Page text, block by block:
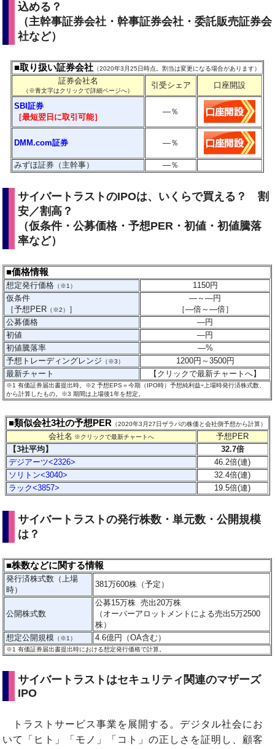
込める？
（主幹事証券会社・幹事証券会社・委託販売証券会
社など）
■取り扱い証券会社 （2020年3月25日時点。割当は変更になる場合があります）
証券会社名
（※青文字はクリックで詳細ページへ）
引受シェア 口座開設
SBI証券
［最短翌日に取引可能］
―％
DMM.com証券 ―％
みずほ証券（主幹事） ―％
サイバートラストのIPOは、いくらで買える？ 割
安／割高？
（仮条件・公募価格・予想PER・初値・初値騰落
率など）
■価格情報
想定発行価格 （※1） 1150円
仮条件
［予想PER （※2） ］
―～―円
［―倍～ ―倍］
公募価格
―円
初値
―円
初値騰落率
―%
予想トレーディングレンジ
（※3）
1200円～3500円
最新チャート
【クリックで最新チャートへ】
※1 有価証券届出書提出時。※2 予想EPS＝今期（IPO時）予想純利益÷上場時発行済株式数、
から計算したもの。 ※3 期間は上場後1年を想定。
■類似会社3社の予想PER（2020年3月27日ザラバの株価と会社側予想から計算）
会社名 ※クリックで最新チャートへ
予想PER
【3社平均】
32.7倍
デジアーツ<2326>
46.2倍(連)
ソリトン<3040>
32.4倍(連)
ラック<3857>
19.5倍(連)
サイバートラストの発行株数・単元数・公開規模
は？
■株数などに関する情報
発行済株式数（上場
時）
381万600株（予定）
公開株式数
公募15万株 売出20万株
（オーバーアロットメントによる売出5万2500
株）
想定公開規模 （※1） 4.6億円（OA含む）
※1有価証券届出書提出時における想定発行価格で計算。
サイバートラストはセキュリティ関連のマザーズ
IPO
トラストサービス事業を展開する。デジタル社会にお
いて「ヒト」「モノ」「コト」の正しさを証明し、顧客